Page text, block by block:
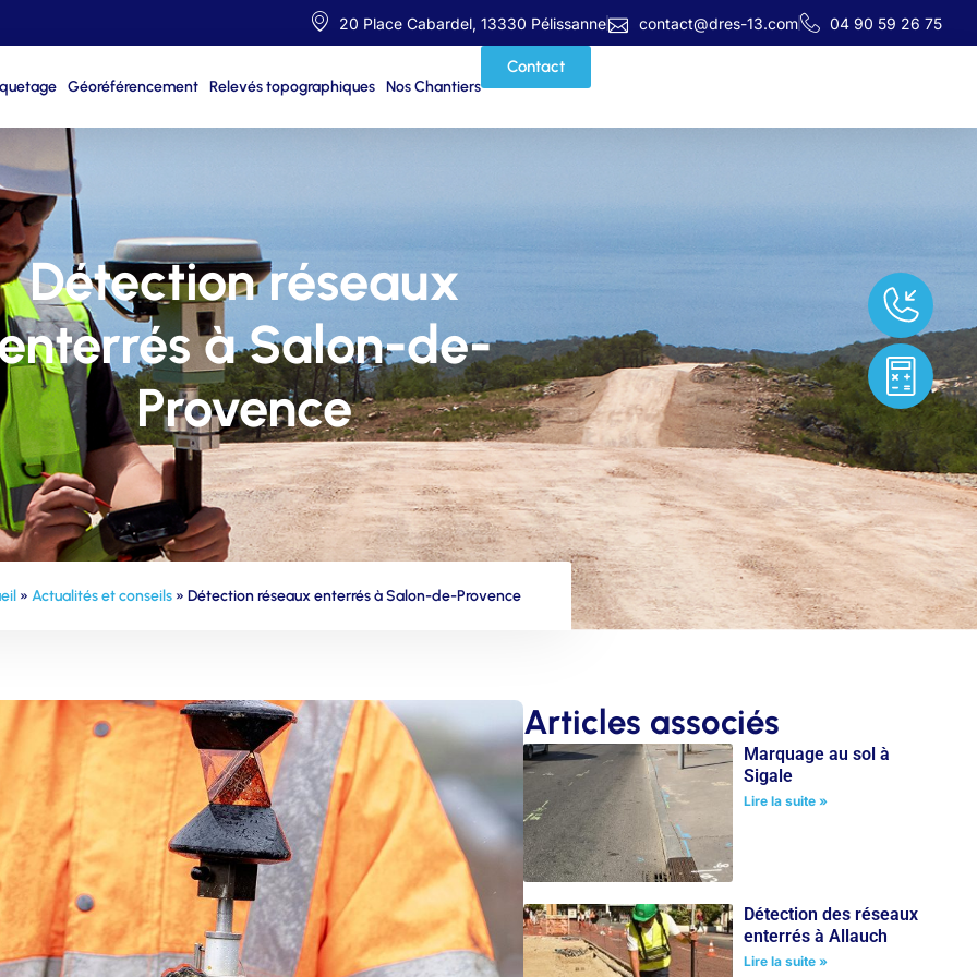
20 Place Cabardel, 13330 Pélissanne contact@dres-13.com 04 90 59 26 75
Géoréférencement Relevés topographiques Nos Chantiers
Contact
Détection réseaux
à Salon-de-
Provence
» Actualités et conseils» Détection réseaux enterrés à Salon-de-Provence
Articles associés
Marquage au sol à
Sigale
Lire la suite »
Détection des réseaux
enterrés à Allauch
Lire la suite »